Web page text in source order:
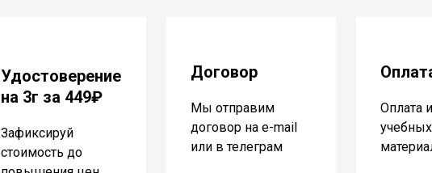
Удостоверение
на 3г за 449₽
Зафиксируй
стоимость до
Договор
Мы отправим
договор на e-mail
или в телеграм
Оплата
учебных